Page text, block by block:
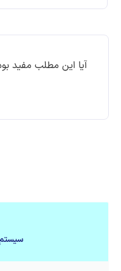
آیا این مطلب مفید